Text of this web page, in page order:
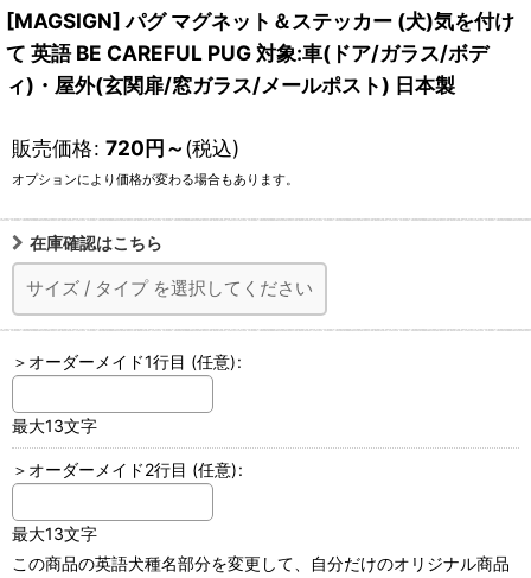
[MAGSIGN] パグ マグネット＆ステッカー (犬)気を付け
て 英語 BE CAREFUL PUG 対象:車(ドア/ガラス/ボデ
ィ)・屋外(玄関扉/窓ガラス/メールポスト) 日本製
販売価格: 720円～(税込)
オプションにより価格が変わる場合もあります。
在庫確認はこちら
サイズ / タイプ を選択してください
＞オーダーメイド1行目 (任意):
最大13文字
＞オーダーメイド2行目 (任意):
最大13文字
この商品の英語犬種名部分を変更して、自分だけのオリジナル商品